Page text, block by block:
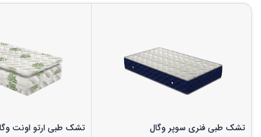
تشک طبی فنری سوپر وگال
تشک طبی ارتو اونت